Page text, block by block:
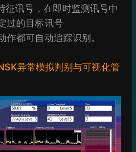
征讯号，在即时监测讯号中
过的目标讯号
作都可自动追踪识别。
异常模拟判别与可视化管